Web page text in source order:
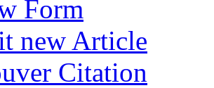
Form
new Article
Citation